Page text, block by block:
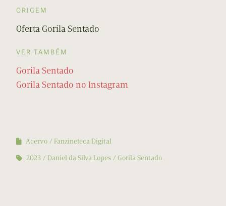
ORIGEM
Oferta Gorila Sentado
VER TAMBÉM
Gorila Sentado
Gorila Sentado no Instagram
Acervo
Fanzineteca Digital
2023
Daniel da Silva Lopes Gorila Sentado